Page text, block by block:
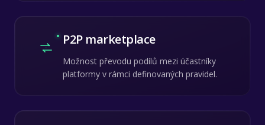
P2P marketplace
Možnost převodu podílů mezi účastníky
platformy v rámci definovaných pravidel.